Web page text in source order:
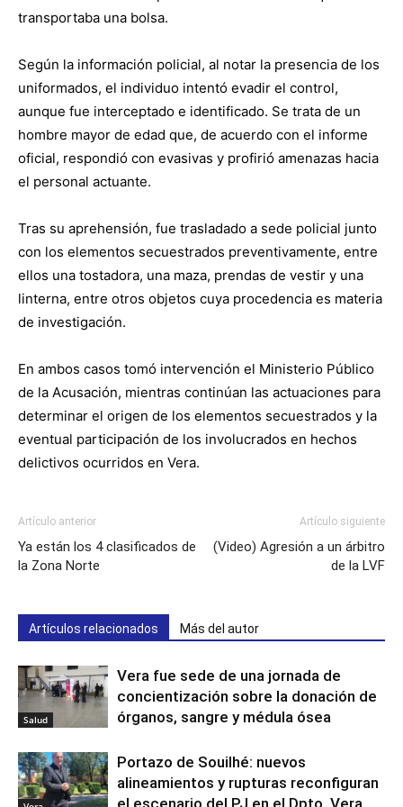
transportaba una bolsa.
Según la información policial, al notar la presencia de los
uniformados, el individuo intentó evadir el control,
aunque fue interceptado e identificado. Se trata de un
hombre mayor de edad que, de acuerdo con el informe
oficial, respondió con evasivas y profirió amenazas hacia
el personal actuante.
Tras su aprehensión, fue trasladado a sede policial junto
con los elementos secuestrados preventivamente, entre
ellos una tostadora, una maza, prendas de vestir y una
linterna, entre otros objetos cuya procedencia es materia
de investigación.
En ambos casos tomó intervención el Ministerio Público
de la Acusación, mientras continúan las actuaciones para
determinar el origen de los elementos secuestrados y la
eventual participación de los involucrados en hechos
delictivos ocurridos en Vera.
Artículo anterior
Ya están los 4 clasificados de
la Zona Norte
Artículo siguiente
(Video) Agresión a un árbitro
de la LVF
Artículos relacionados Más del autor
Salud
Vera fue sede de una jornada de
concientización sobre la donación de
órganos, sangre y médula ósea
Portazo de Souilhé: nuevos
alineamientos y rupturas reconfiguran
el escenario del PJ en el Dpto. Vera